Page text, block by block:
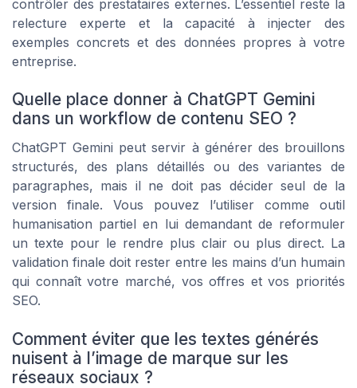
contrôler des prestataires externes. L’essentiel reste la
relecture experte et la capacité à injecter des
exemples concrets et des données propres à votre
entreprise.
Quelle place donner à ChatGPT Gemini
dans un workflow de contenu SEO ?
ChatGPT Gemini peut servir à générer des brouillons
structurés, des plans détaillés ou des variantes de
paragraphes, mais il ne doit pas décider seul de la
version finale. Vous pouvez l’utiliser comme outil
humanisation partiel en lui demandant de reformuler
un texte pour le rendre plus clair ou plus direct. La
validation finale doit rester entre les mains d’un humain
qui connaît votre marché, vos offres et vos priorités
SEO.
Comment éviter que les textes générés
nuisent à l’image de marque sur les
réseaux sociaux ?